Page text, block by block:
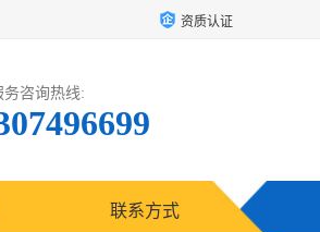
资质认证
务咨询热线:
联系方式